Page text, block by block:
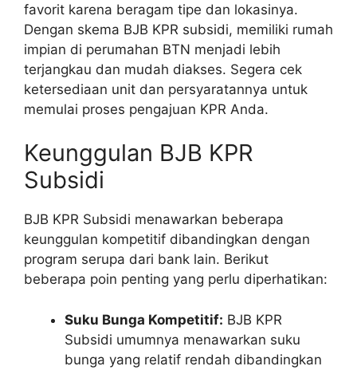
favorit karena beragam tipe dan lokasinya.
Dengan skema BJB KPR subsidi, memiliki rumah
impian di perumahan BTN menjadi lebih
terjangkau dan mudah diakses. Segera cek
ketersediaan unit dan persyaratannya untuk
memulai proses pengajuan KPR Anda.
Keunggulan BJB KPR
Subsidi
BJB KPR Subsidi menawarkan beberapa
keunggulan kompetitif dibandingkan dengan
program serupa dari bank lain. Berikut
beberapa poin penting yang perlu diperhatikan:
Suku Bunga Kompetitif: BJB KPR
Subsidi umumnya menawarkan suku
bunga yang relatif rendah dibandingkan